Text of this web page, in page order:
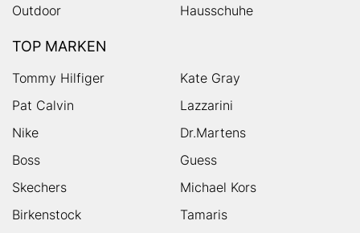
Outdoor
Hausschuhe
TOP MARKEN
Tommy Hilfiger
Kate Gray
Pat Calvin
Lazzarini
Nike
Dr.Martens
Boss
Guess
Skechers
Michael Kors
Birkenstock
Tamaris